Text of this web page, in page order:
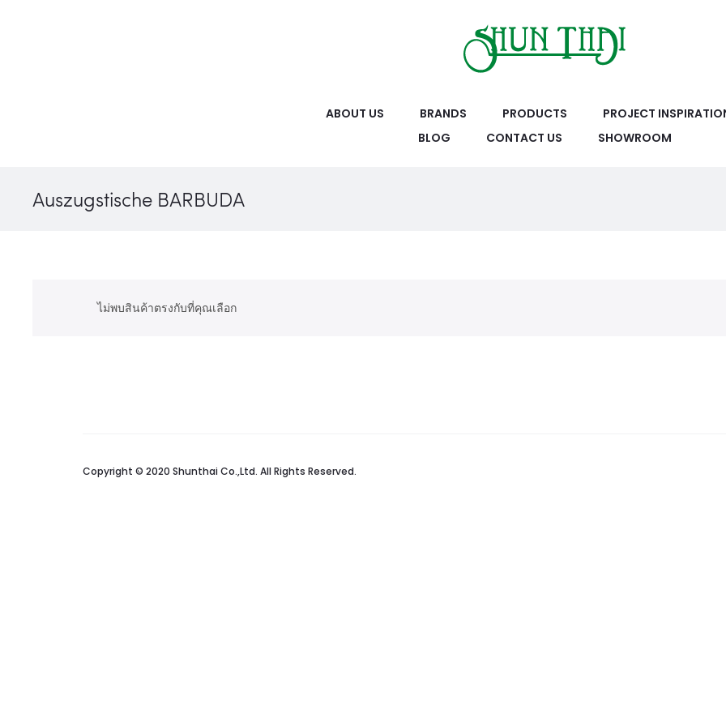
ABOUT US BRANDS PRODUCTS
PROJECT
BLOG
CONTACT US SHOWROOM
Auszugstische BARBUDA
ไม่พบสินค้าตรงกับที่คุณเลือก
Copyright © 2020 Shunthai Co.,Ltd. All Rights Reserved.